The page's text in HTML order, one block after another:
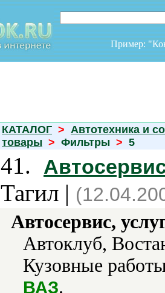
Пример:
КАТАЛОГ > Автотехника и
товары > Фильтры > 5
41.
Тагил |
Автосервис,
Автоклуб,
Кузовные
ВАЗ.